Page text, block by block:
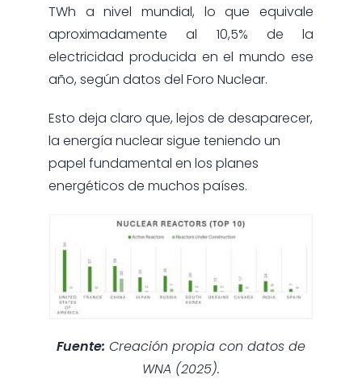
TWh a nivel mundial, lo que equivale
aproximadamente al 10,5% de la
electricidad producida en el mundo ese
año, según datos del Foro Nuclear.
Esto deja claro que, lejos de desaparecer,
la energía nuclear sigue teniendo un
papel fundamental en los planes
energéticos de muchos países.
Fuente: Creación propia con datos de
WNA (2025).